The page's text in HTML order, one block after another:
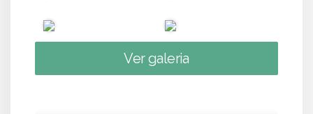
Ver galeria